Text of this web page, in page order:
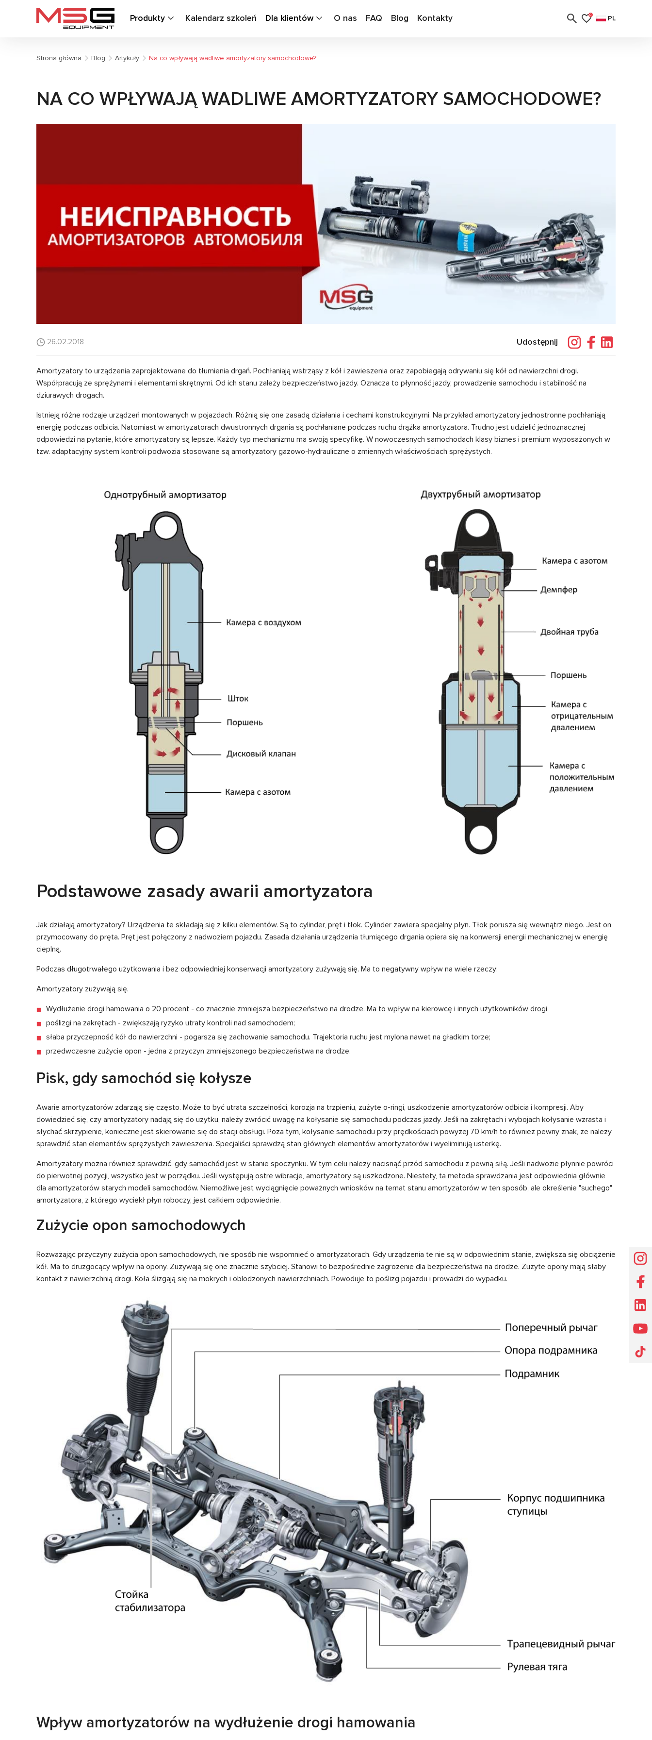
Produkty Kalendarz szkoleń Dla klientów O nas FAQ Blog Kontakty 0 PL
Strona główna Blog Artykuły Na co wpływają wadliwe amortyzatory samochodowe?
NA CO WPŁYWAJĄ WADLIWE AMORTYZATORY SAMOCHODOWE?
26.02.2018 Udostępnij
Amortyzatory to urządzenia zaprojektowane do tłumienia drgań. Pochłaniają wstrząsy z kół i zawieszenia oraz zapobiegają odrywaniu się kół od nawierzchni drogi.
Współpracują ze sprężynami i elementami skrętnymi. Od ich stanu zależy bezpieczeństwo jazdy. Oznacza to płynność jazdy, prowadzenie samochodu i stabilność na
dziurawych drogach.
Istnieją różne rodzaje urządzeń montowanych w pojazdach. Różnią się one zasadą działania i cechami konstrukcyjnymi. Na przykład amortyzatory jednostronne pochłaniają
energię podczas odbicia. Natomiast w amortyzatorach dwustronnych drgania są pochłaniane podczas ruchu drążka amortyzatora. Trudno jest udzielić jednoznacznej
odpowiedzi na pytanie, które amortyzatory są lepsze. Każdy typ mechanizmu ma swoją specyfikę. W nowoczesnych samochodach klasy biznes i premium wyposażonych w
tzw. adaptacyjny system kontroli podwozia stosowane są amortyzatory gazowo-hydrauliczne o zmiennych właściwościach sprężystych.
Podstawowe zasady awarii amortyzatora
Jak działają amortyzatory? Urządzenia te składają się z kilku elementów. Są to cylinder, pręt i tłok. Cylinder zawiera specjalny płyn. Tłok porusza się wewnątrz niego. Jest on
przymocowany do pręta. Pręt jest połączony z nadwoziem pojazdu. Zasada działania urządzenia tłumiącego drgania opiera się na konwersji energii mechanicznej w energię
cieplną.
Podczas długotrwałego użytkowania i bez odpowiedniej konserwacji amortyzatory zużywają się. Ma to negatywny wpływ na wiele rzeczy:
Amortyzatory zużywają się.
Wydłużenie drogi hamowania o 20 procent - co znacznie zmniejsza bezpieczeństwo na drodze. Ma to wpływ na kierowcę i innych użytkowników drogi
poślizgi na zakrętach - zwiększają ryzyko utraty kontroli nad samochodem;
słaba przyczepność kół do nawierzchni - pogarsza się zachowanie samochodu. Trajektoria ruchu jest mylona nawet na gładkim torze;
przedwczesne zużycie opon - jedna z przyczyn zmniejszonego bezpieczeństwa na drodze.
Pisk, gdy samochód się kołysze
Awarie amortyzatorów zdarzają się często. Może to być utrata szczelności, korozja na trzpieniu, zużyte o-ringi, uszkodzenie amortyzatorów odbicia i kompresji. Aby
dowiedzieć się, czy amortyzatory nadają się do użytku, należy zwrócić uwagę na kołysanie się samochodu podczas jazdy. Jeśli na zakrętach i wybojach kołysanie wzrasta i
słychać skrzypienie, konieczne jest skierowanie się do stacji obsługi. Poza tym, kołysanie samochodu przy prędkościach powyżej 70 km/h to również pewny znak, że należy
sprawdzić stan elementów sprężystych zawieszenia. Specjaliści sprawdzą stan głównych elementów amortyzatorów i wyeliminują usterkę.
Amortyzatory można również sprawdzić, gdy samochód jest w stanie spoczynku. W tym celu należy nacisnąć przód samochodu z pewną siłą. Jeśli nadwozie płynnie powróci
do pierwotnej pozycji, wszystko jest w porządku. Jeśli występują ostre wibracje, amortyzatory są uszkodzone. Niestety, ta metoda sprawdzania jest odpowiednia głównie
dla amortyzatorów starych modeli samochodów. Niemożliwe jest wyciągnięcie poważnych wniosków na temat stanu amortyzatorów w ten sposób, ale określenie "suchego"
amortyzatora, z którego wyciekł płyn roboczy, jest całkiem odpowiednie.
Zużycie opon samochodowych
Rozważając przyczyny zużycia opon samochodowych, nie sposób nie wspomnieć o amortyzatorach. Gdy urządzenia te nie są w odpowiednim stanie, zwiększa się obciążenie
kół. Ma to druzgocący wpływ na opony. Zużywają się one znacznie szybciej. Stanowi to bezpośrednie zagrożenie dla bezpieczeństwa na drodze. Zużyte opony mają słaby
kontakt z nawierzchnią drogi. Koła ślizgają się na mokrych i oblodzonych nawierzchniach. Powoduje to poślizg pojazdu i prowadzi do wypadku.
Wpływ amortyzatorów na wydłużenie drogi hamowania